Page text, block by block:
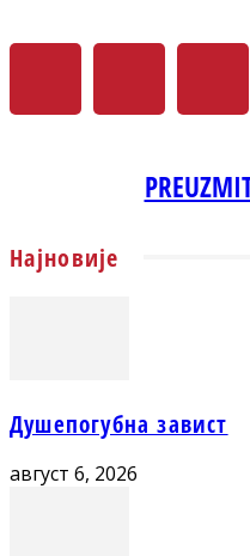
Најновије
Душепогубна завист
август 6, 2026